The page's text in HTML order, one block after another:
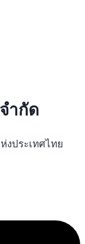
ำกัด
งประเทศไทย